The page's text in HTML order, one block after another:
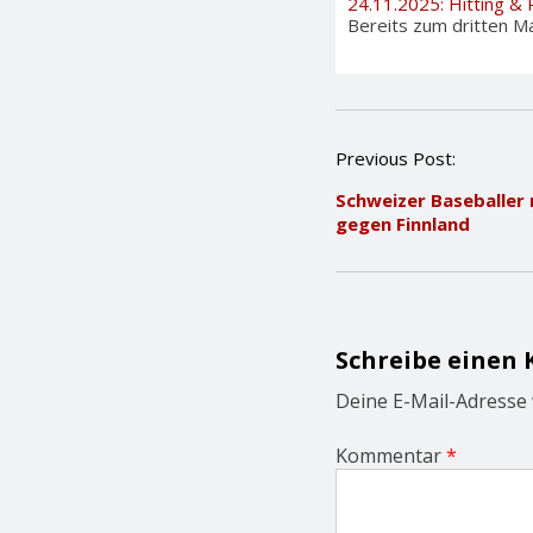
Bereits zum dritten
P
s
t
a
g
a
t
o
n
Previous Post:
Schweizer
gegen Finnland
Schreibe einen
Deine E-Mail-
Kommentar*